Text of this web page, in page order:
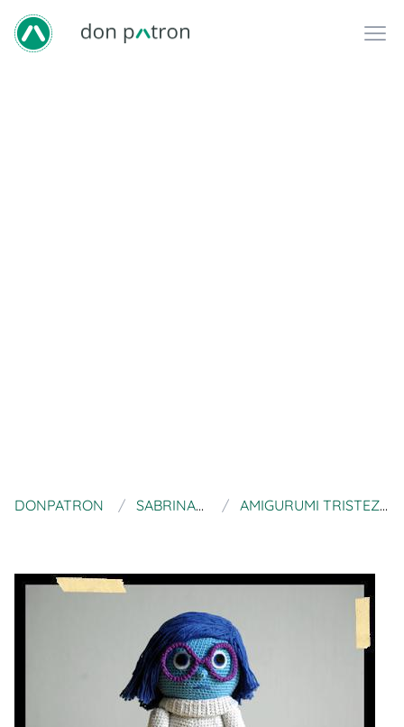
DONPATRON SABRINA SOMERS AMIGURUMI TRISTEZA "DEL REVÉS"